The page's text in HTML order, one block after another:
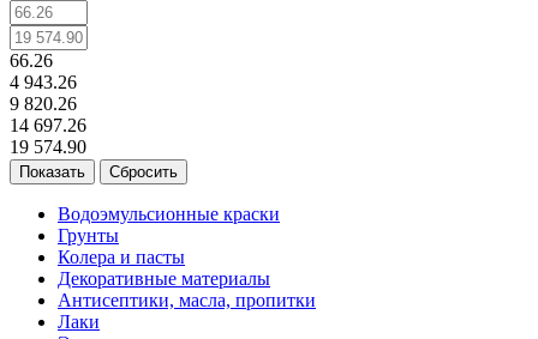
66.26
4 943.26
9 820.26
14 697.26
19 574.90
Сбросить
Водоэмульсионные краски
Грунты
Колера и пасты
Декоративные материалы
Антисептики, масла, пропитки
Лаки